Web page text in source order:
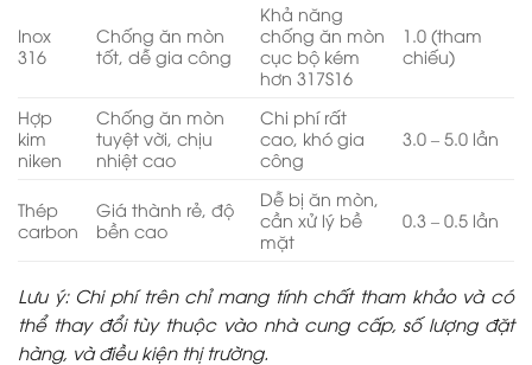
Inox
316
Chống ăn mòn
tốt, dễ gia công
Khả năng
chống ăn mòn
cục bộ kém
hơn 317S16
1.0 (tham
chiếu)
Hợp
kim
niken
Chống ăn mòn
tuyệt vời, chịu
nhiệt cao
Chi phí rất
cao, khó gia
công
3.0 – 5.0 lần
Thép
carbon
Giá thành rẻ, độ
bền cao
Dễ bị ăn mòn,
cần xử lý bề
mặt
0.3 – 0.5 lần
Lưu ý: Chi phí trên chỉ mang tính chất tham khảo và có
thể thay đổi tùy thuộc vào nhà cung cấp, số lượng đặt
hàng, và điều kiện thị trường.